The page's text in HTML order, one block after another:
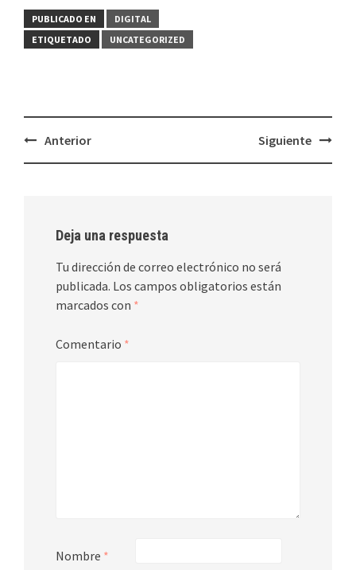
PUBLICADO EN
DIGITAL
ETIQUETADO
UNCATEGORIZED
Navegación
de
Anterior Siguiente
Deja una respuesta
Tu dirección de correo electrónico no será
publicada. Los campos obligatorios están
marcados con *
Comentario *
Nombre *